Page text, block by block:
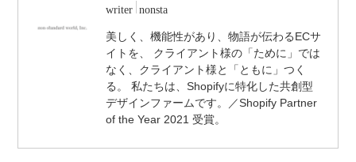
writer nonsta
美しく、機能性があり、物語が伝わるECサ
イトを、 クライアント様の「ために」では
なく、クライアント様と「ともに」つく
る。 私たちは、Shopifyに特化した共創型
デザインファームです。／Shopify Partner
of the Year 2021 受賞。